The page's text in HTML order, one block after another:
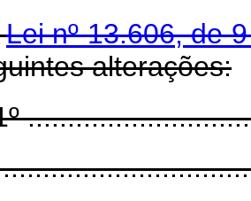
Lei nº 13.606, de
alterações: